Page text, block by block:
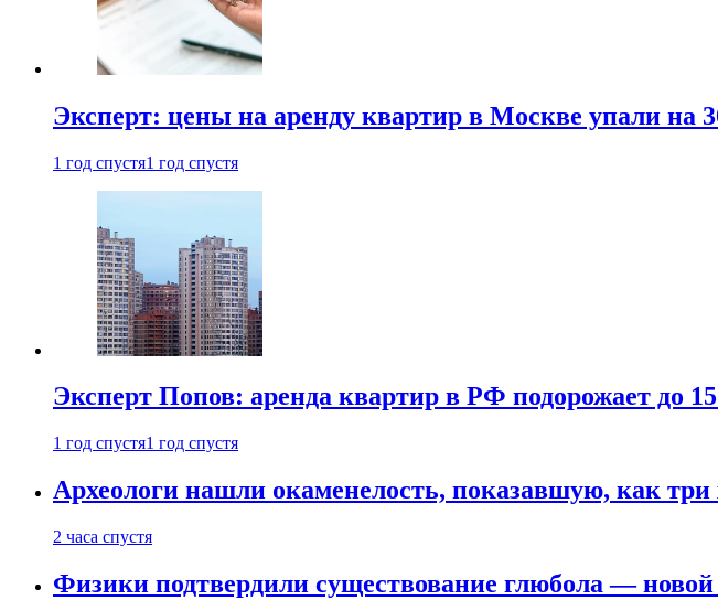
Эксперт: цены на аренду квартир в Москве упали на
1 год спустя1 год спустя
Эксперт Попов: аренда квартир в РФ подорожает до
1 год спустя1 год спустя
Археологи нашли окаменелость, показавшую, как
2 часа спустя
Физики подтвердили существование глюбола —